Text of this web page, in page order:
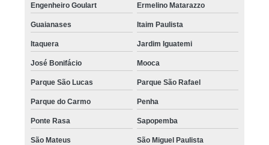
clínica de micropigmentação cabelo Raposo Tavares
micropigmentação cabelo Osasco
micropigmentação fio a fio capilar valor Mooca
preço de micropigmentação preenchimento cabelo Higienópolis
micropigmentação capilar cabelo grande Embu Guaçú
micropigmentação cabelo feminino valor Campo Belo
micropigmentação cabelo feminino valor Pedreira
Engenheiro Goulart Ermelino Matarazzo
Guaianases Itaim Paulista
Itaquera Jardim Iguatemi
José Bonifácio Mooca
Parque São Lucas Parque São Rafael
Parque do Carmo Penha
Ponte Rasa Sapopemba
São Mateus São Miguel Paulista